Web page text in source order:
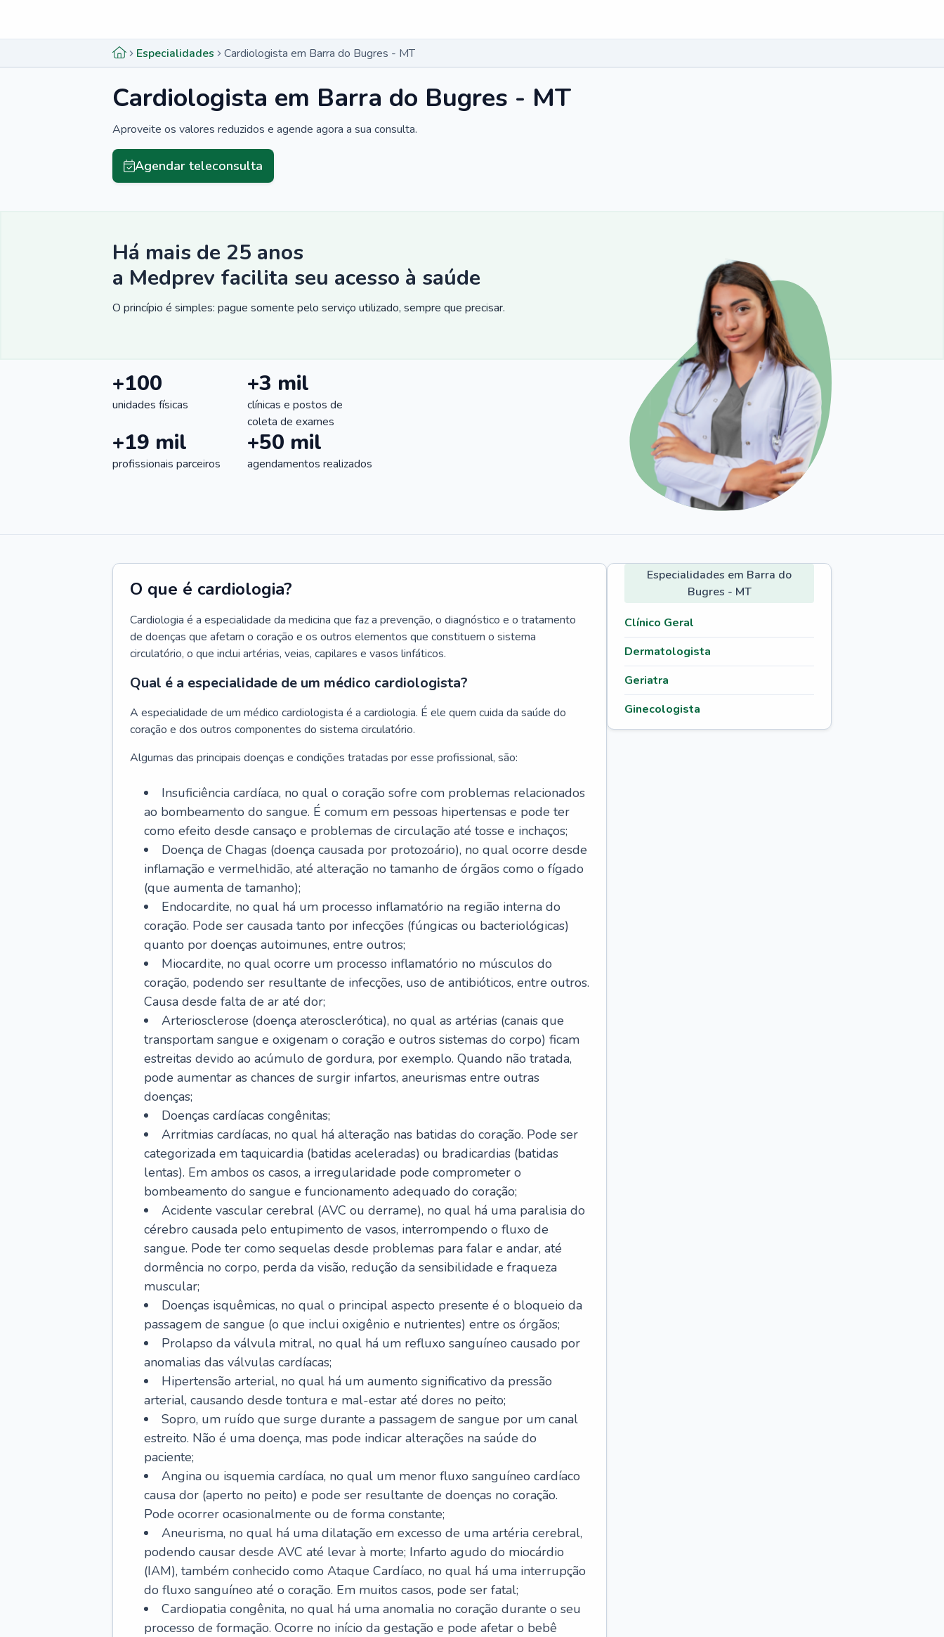
Especialidades Cardiologista em Barra do Bugres - MT
Cardiologista em Barra do Bugres - MT
Aproveite os valores reduzidos e agende agora a sua consulta.
Agendar teleconsulta
Há mais de 25 anos
a Medprev facilita seu acesso à saúde
O princípio é simples: pague somente pelo serviço utilizado, sempre que precisar.
+100
unidades físicas
+3 mil
clínicas e postos de
coleta de exames
+19 mil
profissionais parceiros
+50 mil
agendamentos realizados
O que é cardiologia?
Cardiologia é a especialidade da medicina que faz a prevenção, o diagnóstico e o tratamento
de doenças que afetam o coração e os outros elementos que constituem o sistema
circulatório, o que inclui artérias, veias, capilares e vasos linfáticos.
Qual é a especialidade de um médico cardiologista?
A especialidade de um médico cardiologista é a cardiologia. É ele quem cuida da saúde do
coração e dos outros componentes do sistema circulatório.
Algumas das principais doenças e condições tratadas por esse profissional, são:
Insuficiência cardíaca, no qual o coração sofre com problemas relacionados
ao bombeamento do sangue. É comum em pessoas hipertensas e pode ter
como efeito desde cansaço e problemas de circulação até tosse e inchaços;
Doença de Chagas (doença causada por protozoário), no qual ocorre desde
inflamação e vermelhidão, até alteração no tamanho de órgãos como o fígado
(que aumenta de tamanho);
Endocardite, no qual há um processo inflamatório na região interna do
coração. Pode ser causada tanto por infecções (fúngicas ou bacteriológicas)
quanto por doenças autoimunes, entre outros;
Miocardite, no qual ocorre um processo inflamatório no músculos do
coração, podendo ser resultante de infecções, uso de antibióticos, entre outros.
Causa desde falta de ar até dor;
Arteriosclerose (doença aterosclerótica), no qual as artérias (canais que
transportam sangue e oxigenam o coração e outros sistemas do corpo) ficam
estreitas devido ao acúmulo de gordura, por exemplo. Quando não tratada,
pode aumentar as chances de surgir infartos, aneurismas entre outras
doenças;
Doenças cardíacas congênitas;
Arritmias cardíacas, no qual há alteração nas batidas do coração. Pode ser
categorizada em taquicardia (batidas aceleradas) ou bradicardias (batidas
lentas). Em ambos os casos, a irregularidade pode comprometer o
bombeamento do sangue e funcionamento adequado do coração;
Acidente vascular cerebral (AVC ou derrame), no qual há uma paralisia do
cérebro causada pelo entupimento de vasos, interrompendo o fluxo de
sangue. Pode ter como sequelas desde problemas para falar e andar, até
dormência no corpo, perda da visão, redução da sensibilidade e fraqueza
muscular;
Doenças isquêmicas, no qual o principal aspecto presente é o bloqueio da
passagem de sangue (o que inclui oxigênio e nutrientes) entre os órgãos;
Prolapso da válvula mitral, no qual há um refluxo sanguíneo causado por
anomalias das válvulas cardíacas;
Hipertensão arterial, no qual há um aumento significativo da pressão
arterial, causando desde tontura e mal-estar até dores no peito;
Sopro, um ruído que surge durante a passagem de sangue por um canal
estreito. Não é uma doença, mas pode indicar alterações na saúde do
paciente;
Angina ou isquemia cardíaca, no qual um menor fluxo sanguíneo cardíaco
causa dor (aperto no peito) e pode ser resultante de doenças no coração.
Pode ocorrer ocasionalmente ou de forma constante;
Aneurisma, no qual há uma dilatação em excesso de uma artéria cerebral,
podendo causar desde AVC até levar à morte; Infarto agudo do miocárdio
(IAM), também conhecido como Ataque Cardíaco, no qual há uma interrupção
do fluxo sanguíneo até o coração. Em muitos casos, pode ser fatal;
Cardiopatia congênita, no qual há uma anomalia no coração durante o seu
processo de formação. Ocorre no início da gestação e pode afetar o bebê
Especialidades em Barra do
Bugres - MT
Clínico Geral
Dermatologista
Geriatra
Ginecologista